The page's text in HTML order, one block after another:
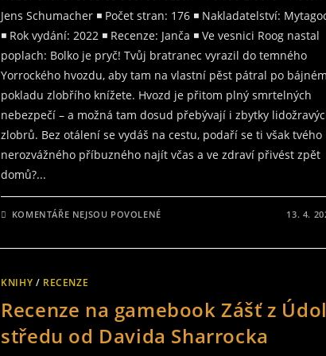
Jens Schumacher ◾ Počet stran: 176 ◾ Nakladatelství:
◾ Rok vydání: 2022 ◾ Recenze: Janča ◾ Ve vesnici Roog nastal
poplach: Bolko je pryč! Tvůj bratranec vyrazil do temného
Yorrockého hvozdu, aby tam na vlastní pěst pátral po bájném
pokladu zlobřího knížete. Hvozd je přitom plný smrtelných
nebezpečí – a možná tam dosud přebývají i zbytky
zlobrů. Bez otálení se vydáš na cestu, podaří se ti však tvého
nerozvážného příbuzného najít včas a ve zdraví přivést zpět
domů?...
KOMENTÁŘE NEJSOU POVOLENÉU
NÁZVEM
POSTAV?
PŘEČTĚTE
GAMEBOOK
POKLAD
13. 4.
KNIHY / RECENZE
Recenze na gamebook Zášť z
středu od Davida Sharrocka